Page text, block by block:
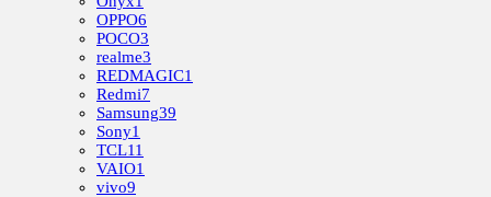
OPPO6
POCO3
realme3
REDMAGIC1
Redmi7
Samsung39
Sony1
TCL11
VAIO1
vivo9